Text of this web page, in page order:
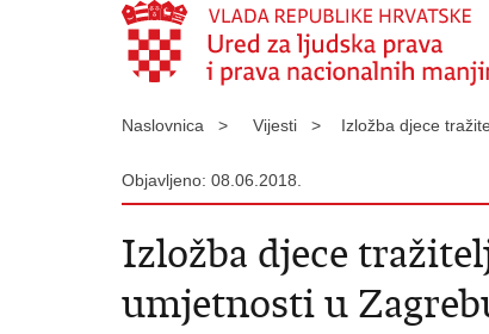
Naslovnica > Vijesti > Izložba djece
Objavljeno: 08.06.2018.
Izložba djece
umjetnosti u